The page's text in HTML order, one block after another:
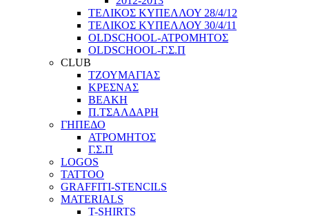
ΤΕΛΙΚΟΣ ΚΥΠΕΛΛΟΥ 28/4/12
ΤΕΛΙΚΟΣ ΚΥΠΕΛΛΟΥ 30/4/11
OLDSCHOOL-ΑΤΡΟΜΗΤΟΣ
OLDSCHOOL-Γ.Σ.Π
CLUB
ΤΖΟΥΜΑΓΙΑΣ
ΚΡΕΣΝΑΣ
ΒΕΑΚΗ
Π.ΤΣΑΛΔΑΡΗ
ΓΗΠΕΔΟ
ΑΤΡΟΜΗΤΟΣ
Γ.Σ.Π
LOGOS
TATTOO
GRAFFITI-STENCILS
MATERIALS
T-SHIRTS